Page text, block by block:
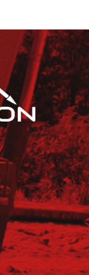
lecie TERGON